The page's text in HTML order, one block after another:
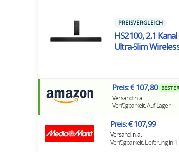
PREISVERGLEICH
HS2100, 2.1
Ultra-Slim
Preis: € 107,80
Versand: n. a.
Verfügbarkeit: Auf Lager
Preis: € 107,99
Versand: n. a.
Verfügbarkeit: Lieferung in 1